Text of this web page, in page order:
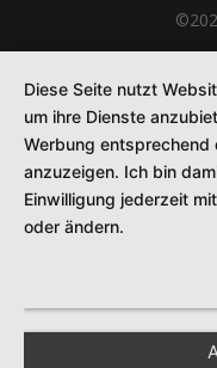
Diese Seite nutzt
um ihre Dienste
Werbung
anzuzeigen. Ich bin
Einwilligung jederzeit
oder ändern.